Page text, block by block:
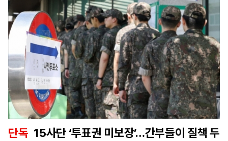
켓
파
세
대
학
동
문
골
단독 15사단 ‘투표권 미보장’…간부들이 질책 두